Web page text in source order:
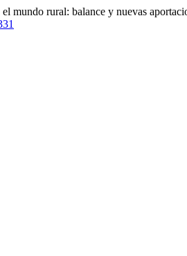
mundo rural: balance y nuevas